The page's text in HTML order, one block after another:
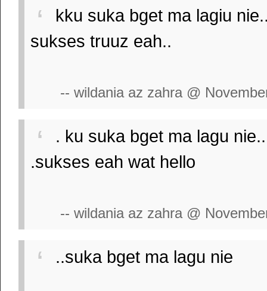
kku suka bget ma lagiu
sukses truuz eah..
-- wildania az zahra @
. ku suka bget ma lagu
.sukses eah wat hello
-- wildania az zahra @
..suka bget ma lagu nie